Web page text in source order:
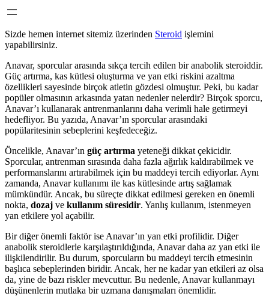
Sizde hemen internet sitemiz üzerinden Steroid işlemini
yapabilirsiniz.
Anavar, sporcular arasında sıkça tercih edilen bir anabolik steroiddir.
Güç artırma, kas kütlesi oluşturma ve yan etki riskini azaltma
özellikleri sayesinde birçok atletin gözdesi olmuştur. Peki, bu kadar
popüler olmasının arkasında yatan nedenler nelerdir? Birçok sporcu,
Anavar’ı kullanarak antrenmanlarını daha verimli hale getirmeyi
hedefliyor. Bu yazıda, Anavar’ın sporcular arasındaki
popülaritesinin sebeplerini keşfedeceğiz.
Öncelikle, Anavar’ın güç artırma yeteneği dikkat çekicidir.
Sporcular, antrenman sırasında daha fazla ağırlık kaldırabilmek ve
performanslarını artırabilmek için bu maddeyi tercih ediyorlar. Aynı
zamanda, Anavar kullanımı ile kas kütlesinde artış sağlamak
mümkündür. Ancak, bu süreçte dikkat edilmesi gereken en önemli
nokta, dozaj ve kullanım süresidir. Yanlış kullanım, istenmeyen
yan etkilere yol açabilir.
Bir diğer önemli faktör ise Anavar’ın yan etki profilidir. Diğer
anabolik steroidlerle karşılaştırıldığında, Anavar daha az yan etki ile
ilişkilendirilir. Bu durum, sporcuların bu maddeyi tercih etmesinin
başlıca sebeplerinden biridir. Ancak, her ne kadar yan etkileri az olsa
da, yine de bazı riskler mevcuttur. Bu nedenle, Anavar kullanmayı
düşünenlerin mutlaka bir uzmana danışmaları önemlidir.